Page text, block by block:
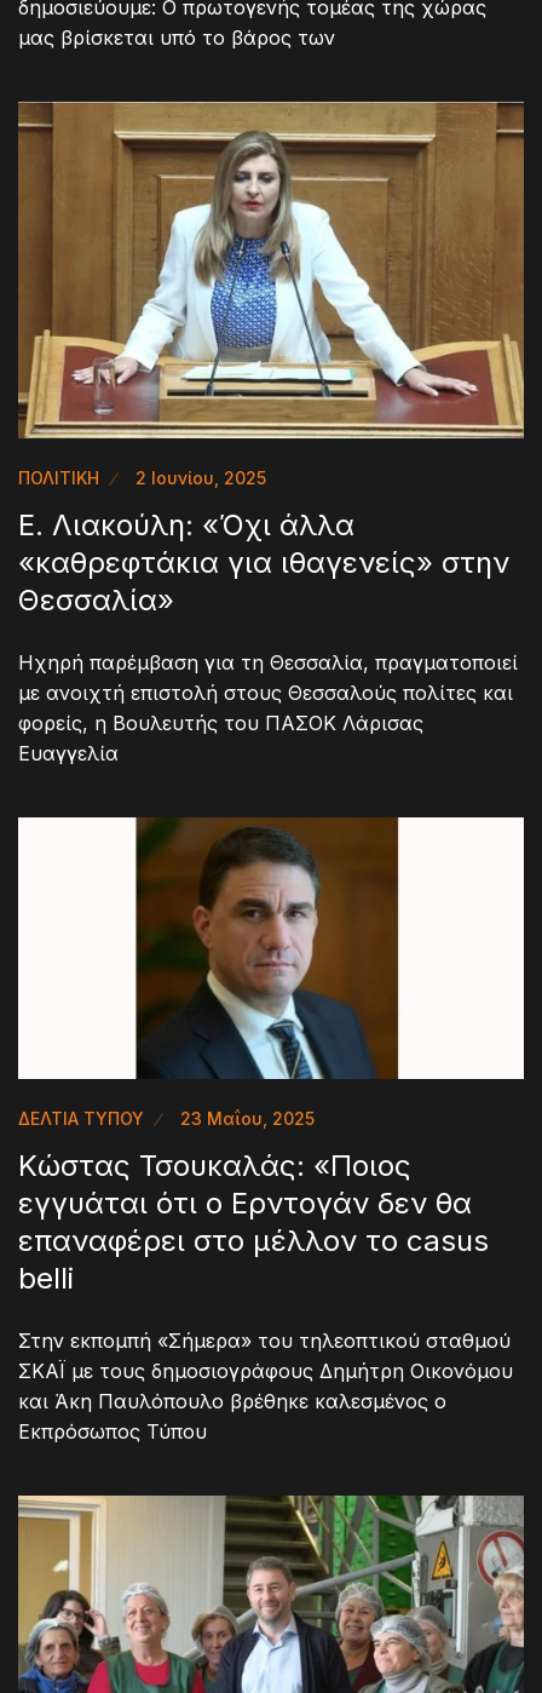
δημοσιεύουμε: Ο πρωτογενής τομέας της χώρας
μας βρίσκεται υπό το βάρος των
ΠΟΛΙΤΙΚΗ 2 Ιουνίου, 2025
Ε. Λιακούλη: «Όχι άλλα
«καθρεφτάκια για ιθαγενείς» στην
Θεσσαλία»
Ηχηρή παρέμβαση για τη Θεσσαλία, πραγματοποιεί
με ανοιχτή επιστολή στους Θεσσαλούς πολίτες και
φορείς, η Βουλευτής του ΠΑΣΟΚ Λάρισας
Ευαγγελία
ΔΕΛΤΙΑ ΤΥΠΟΥ 23 Μαΐου, 2025
Κώστας Τσουκαλάς: «Ποιος
εγγυάται ότι ο Ερντογάν δεν θα
επαναφέρει στο μέλλον το casus
belli
Στην εκπομπή «Σήμερα» του τηλεοπτικού σταθμού
ΣΚΑΪ με τους δημοσιογράφους Δημήτρη Οικονόμου
και Άκη Παυλόπουλο βρέθηκε καλεσμένος ο
Εκπρόσωπος Τύπου